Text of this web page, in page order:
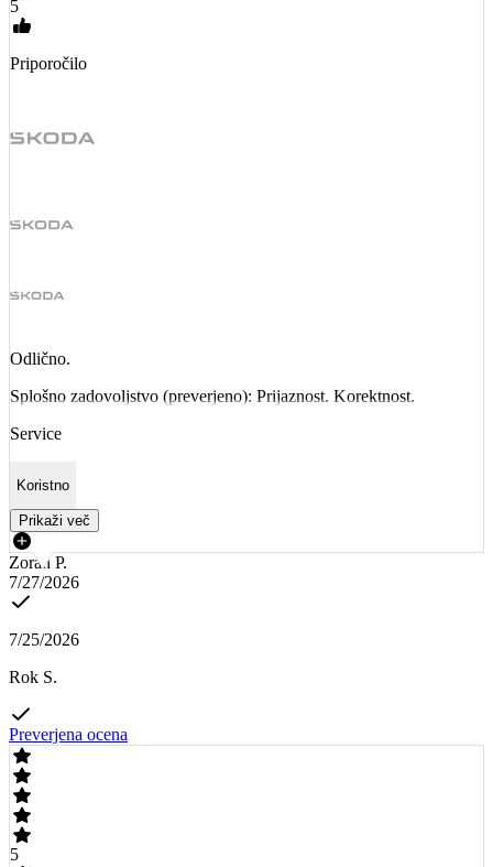
5
Priporočilo
Odlično.
Splošno zadovoljstvo (preverjeno): Prijaznost. Korektnost.
Service
Koristno
Prikaži več
Zoran P.
7/27/2026
7/25/2026
Rok S.
Preverjena ocena
5